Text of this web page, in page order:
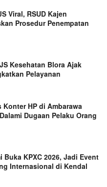
Viral, RSUD Kajen
Prosedur Penempatan
Kesehatan Blora Ajak
Pelayanan
HP di Ambarawa
Dugaan Pelaku Orang
Buka KPXC 2026, Jadi Event
Internasional di Kendal